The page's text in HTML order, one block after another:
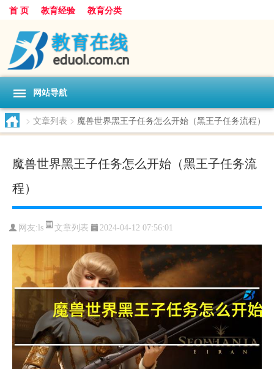
首 页 教育经验 教育分类
网站导航
> 文章列表 > 魔兽世界黑王子任务怎么开始（黑王子任务流程）
魔兽世界黑王子任务怎么开始（黑王子任务流
程）
网友: ls 文章列表 2024-04-12 07:56:01